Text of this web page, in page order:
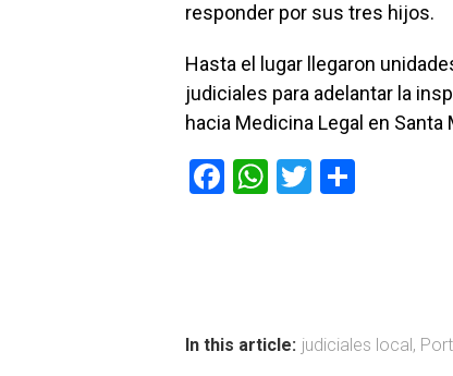
responder por sus tres hijos.
Hasta el lugar llegaron
judiciales para adelantar la
hacia Medicina Legal en Santa
F
ok
W
p
T
tir
In this article: judiciales local ,